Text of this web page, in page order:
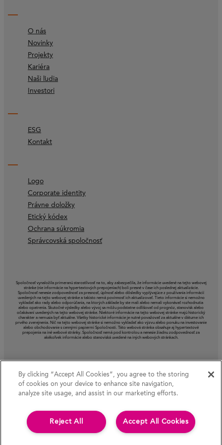
O nás
Novinky
Projekty
Kariéra
Naši ľudia
Investori
ESG
Kontakt
Logo
Corporate identity
Právne doložky
Etický kódex
Ochrana súkromia
Správcovská spoločnosť
Spoločnosť vynaložila primeranú starostlivosť na to, aby zabezpečila, že informácie uvedené na tejto webovej
stránke (nie informácie na hypertextových prepojeniach) boli presné v čase ich poslednej aktualizácie.
Spoločnosť nenesie zodpovednosť za presnosť, úplnosť alebo dôsledky vyplývajúce z používania informácií
uvedených na tejto webovej stránke a takisto nemá povinnosť ich aktualizovať. Tieto informácie si nemožno
vykladať ako rady alebo odporúčania, na ktorých základe by ste mali alebo nemali vykonávať rozhodnutia
alebo opatrenia. Skutočné výsledky alebo vývoj sa môžu podstatne odlišovať od prognóz, stanovísk alebo
očakávaní uvedených na tejto webovej stránke. Niektoré informácie na tejto webovej stránke majú historický
charakter a nemusia byť aktuálne. Všetky historické informácie je nutné považovať za aktuálne v dátume ich
prvého zverejnenia. Nič na tejto webovej stránke si nemožno vykladať ako výzvu alebo ponuku na investovanie
alebo obchodovanie s cennými papiermi Spoločnosti. Táto webová stránka obsahuje aj hypertextové
prepojenia na iné webové stránky. Spoločnosť nemá pod kontrolou a nenesie žiadnu zodpovednosť za
akékoľvek informácie alebo stanoviská uvedené na iných webových stránkach.
By clicking “Accept All Cookies”, you agree to the storing
of cookies on your device to enhance site navigation,
analyze site usage, and assist in our marketing efforts.
Accept All Cookies
Reject All